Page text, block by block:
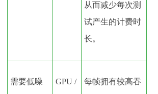
从而减少每次测
试产生的计费时
长。
需要低噪
GPU /
每帧拥有较高吞